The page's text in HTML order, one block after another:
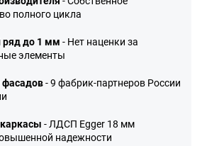
полного цикла
до 1 мм - Нет наценки за
элементы
фасадов- 9 фабрик-партнеров России
- ЛДСП Egger 18 мм
надежности